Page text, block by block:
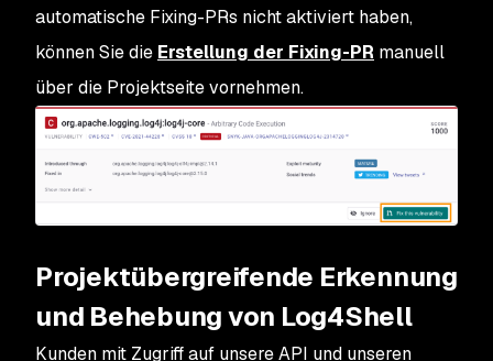
automatische Fixing-PRs nicht aktiviert haben,
können Sie die Erstellung der Fixing-PR manuell
über die Projektseite vornehmen.
Projektübergreifende Erkennung
und Behebung von Log4Shell
Kunden mit Zugriff auf unsere API und unseren